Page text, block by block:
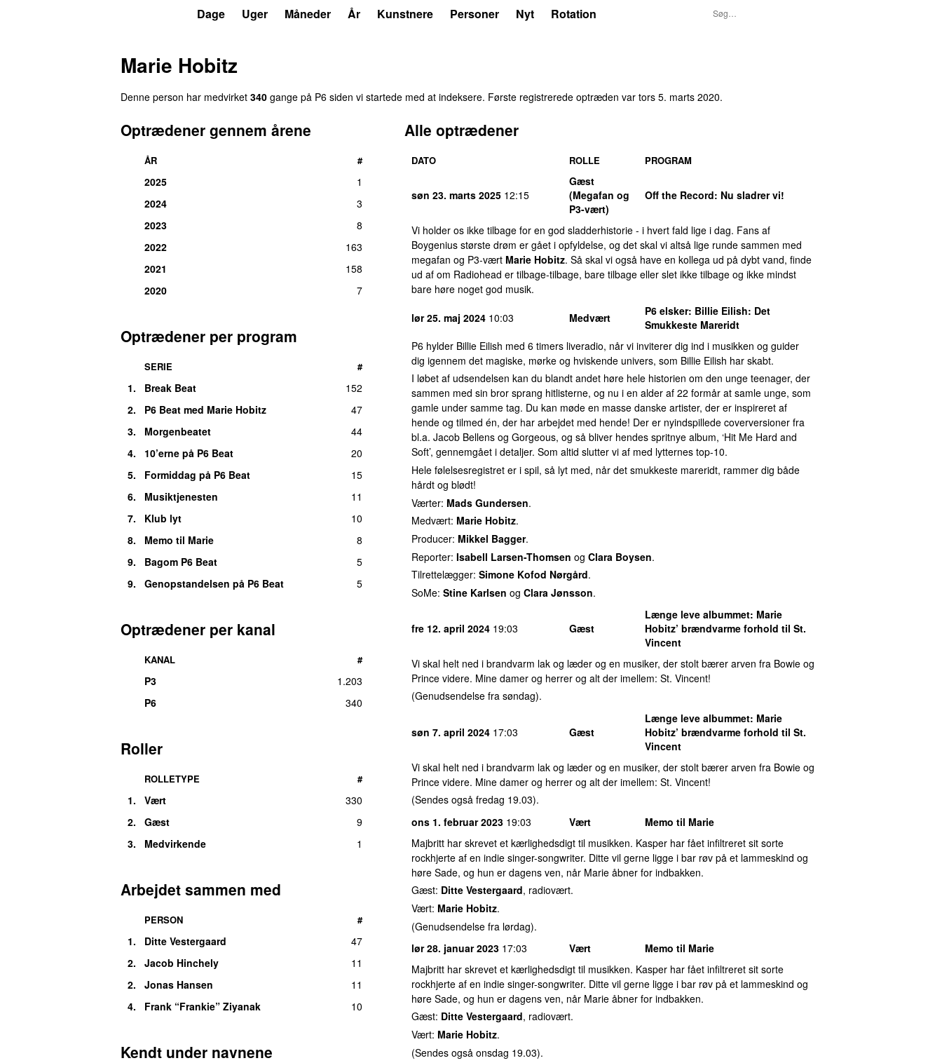
Dage Uger Måneder År Kunstnere Personer Nyt Rotation
Marie Hobitz
Denne person har medvirket 340 gange på P6 siden vi startede med at indeksere. Første registrerede optræden var tors 5. marts 2020.
Optrædener gennem årene
ÅR #
2025
1
2024
3
2023
8
2022
163
2021
158
2020
7
Optrædener per program
SERIE #
1. Break Beat
152
2.
P6 Beat med Marie Hobitz
47
3.
Morgenbeatet
44
4.
10’erne på P6 Beat
20
5.
Formiddag på P6 Beat
15
6.
Musiktjenesten
11
7.
Klub lyt
10
8.
Memo til Marie
8
9.
Bagom P6 Beat
5
9.
Genopstandelsen på P6 Beat 5
Optrædener per kanal
KANAL #
P3
1.203
P6
340
Roller
ROLLETYPE #
1. Vært
330
2.
Gæst
9
3.
Medvirkende 1
Arbejdet sammen med
PERSON #
1. Ditte Vestergaard
47
2.
Jacob Hinchely
11
2.
Jonas Hansen
11
4.
Frank “Frankie” Ziyanak 10
Kendt under navnene
Alle optrædener
DATO ROLLE PROGRAM
søn 23. marts 2025 12:15
Gæst
(Megafan og
P3-vært)
Off the Record: Nu sladrer vi!
Vi holder os ikke tilbage for en god sladderhistorie - i hvert fald lige i dag. Fans af
Boygenius største drøm er gået i opfyldelse, og det skal vi altså lige runde sammen med
megafan og P3-vært Marie Hobitz. Så skal vi også have en kollega ud på dybt vand, finde
ud af om Radiohead er tilbage-tilbage, bare tilbage eller slet ikke tilbage og ikke mindst
bare høre noget god musik.
lør 25. maj 2024 10:03 Medvært P6 elsker: Billie Eilish: Det
Smukkeste Mareridt
P6 hylder Billie Eilish med 6 timers liveradio, når vi inviterer dig ind i musikken og guider
dig igennem det magiske, mørke og hviskende univers, som Billie Eilish har skabt.
I løbet af udsendelsen kan du blandt andet høre hele historien om den unge teenager, der
sammen med sin bror sprang hitlisterne, og nu i en alder af 22 formår at samle unge, som
gamle under samme tag. Du kan møde en masse danske artister, der er inspireret af
hende og tilmed én, der har arbejdet med hende! Der er nyindspillede coverversioner fra
bl.a. Jacob Bellens og Gorgeous, og så bliver hendes spritnye album, ‘Hit Me Hard and
Soft’, gennemgået i detaljer. Som altid slutter vi af med lytternes top-10.
Hele følelsesregistret er i spil, så lyt med, når det smukkeste mareridt, rammer dig både
hårdt og blødt!
Værter: Mads Gundersen.
Medvært: Marie Hobitz.
Producer: Mikkel Bagger.
Reporter: Isabell Larsen-Thomsen og Clara Boysen.
Tilrettelægger: Simone Kofod Nørgård.
SoMe: Stine Karlsen og Clara Jønsson.
fre 12. april 2024 19:03 Gæst
Længe leve albummet: Marie
Hobitz’ brændvarme forhold til St.
Vincent
Vi skal helt ned i brandvarm lak og læder og en musiker, der stolt bærer arven fra Bowie og
Prince videre. Mine damer og herrer og alt der imellem: St. Vincent!
(Genudsendelse fra søndag).
søn 7. april 2024 17:03 Gæst
Længe leve albummet: Marie
Hobitz’ brændvarme forhold til St.
Vincent
Vi skal helt ned i brandvarm lak og læder og en musiker, der stolt bærer arven fra Bowie og
Prince videre. Mine damer og herrer og alt der imellem: St. Vincent!
(Sendes også fredag 19.03).
ons 1. februar 2023 19:03 Vært
Memo til Marie
Majbritt har skrevet et kærlighedsdigt til musikken. Kasper har fået infiltreret sit sorte
rockhjerte af en indie singer-songwriter. Ditte vil gerne ligge i bar røv på et lammeskind og
høre Sade, og hun er dagens ven, når Marie åbner for indbakken.
Gæst: Ditte Vestergaard, radiovært.
Vært: Marie Hobitz.
(Genudsendelse fra lørdag).
lør 28. januar 2023 17:03 Vært
Memo til Marie
Majbritt har skrevet et kærlighedsdigt til musikken. Kasper har fået infiltreret sit sorte
rockhjerte af en indie singer-songwriter. Ditte vil gerne ligge i bar røv på et lammeskind og
høre Sade, og hun er dagens ven, når Marie åbner for indbakken.
Gæst: Ditte Vestergaard, radiovært.
Vært: Marie Hobitz.
(Sendes også onsdag 19.03).